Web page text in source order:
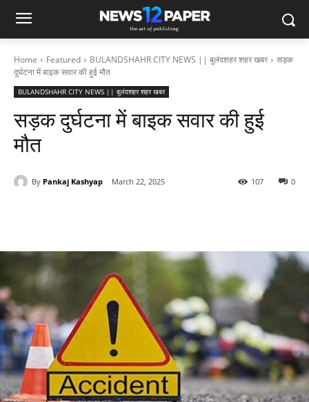
Home Featured BULANDSHAHR CITY NEWS || बुलंदशहर शहर खबर
सड़क
दुर्घटना में बाइक सवार की हुई मौत
BULANDSHAHR CITY NEWS || बुलंदशहर शहर खबर
सड़क दुर्घटना में बाइक सवार की हुई
मौत
By Pankaj Kashyap March 22, 2025 0
107